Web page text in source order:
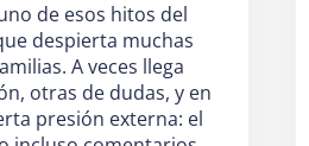
de esos hitos del
despierta muchas
A veces llega
otras de dudas, y en
presión externa: el